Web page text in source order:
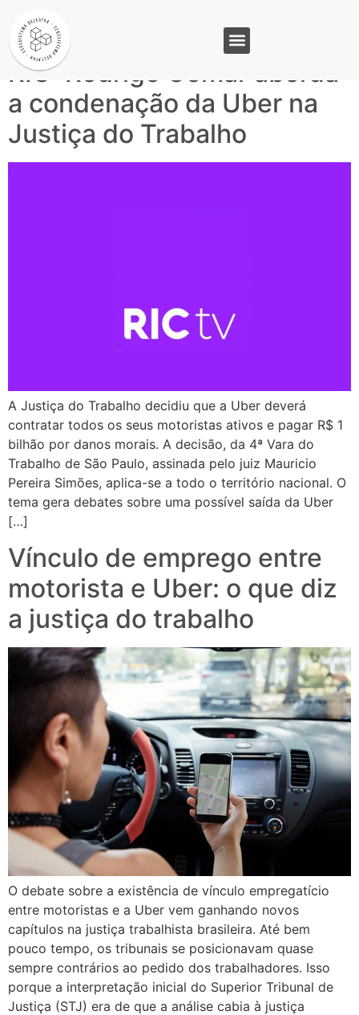
Tag:
RIC: Rodrigo Comar aborda
a condenação da Uber na
Justiça do Trabalho
A Justiça do Trabalho decidiu que a Uber deverá
contratar todos os seus motoristas ativos e pagar R$ 1
bilhão por danos morais. A decisão, da 4ª Vara do
Trabalho de São Paulo, assinada pelo juiz Mauricio
Pereira Simões, aplica-se a todo o território nacional. O
tema gera debates sobre uma possível saída da Uber
[…]
Vínculo de emprego entre
motorista e Uber: o que diz
a justiça do trabalho
O debate sobre a existência de vínculo empregatício
entre motoristas e a Uber vem ganhando novos
capítulos na justiça trabalhista brasileira. Até bem
pouco tempo, os tribunais se posicionavam quase
sempre contrários ao pedido dos trabalhadores. Isso
porque a interpretação inicial do Superior Tribunal de
Justiça (STJ) era de que a análise cabia à justiça